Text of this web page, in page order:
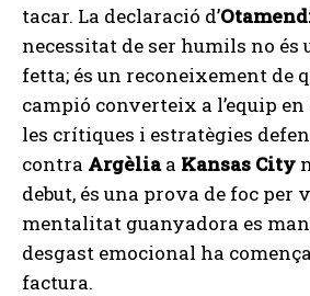
tacar. La declaració d’
necessitat de ser humils no és
fetta; és un reconeixement de
campió converteix a l’equip
les crítiques i estratègies
contra Argèliaa Kansas City
debut, és una prova de foc per
mentalitat guanyadora es
desgast emocional ha
factura.